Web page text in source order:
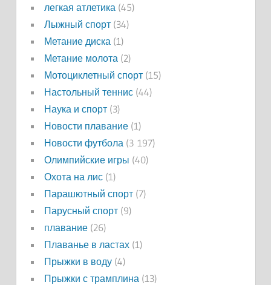
легкая атлетика (45)
Лыжный спорт(34)
Метание диска (1)
Метание молота (2)
Мотоциклетный спорт(15)
Настольный теннис(44)
Наука и спорт(3)
Новости плавание(1)
Новости футбола (3 197)
Олимпийские игры (40)
Охота на лис(1)
Парашютный спорт(7)
Парусный спорт(9)
плавание(26)
Плаванье в ластах(1)
Прыжки в воду(4)
Прыжки с трамплина (13)